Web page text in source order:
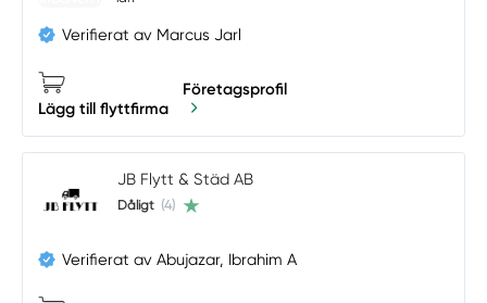
Verifierat av Marcus Jarl
Lägg till flyttfirma
Företagsprofil
JB Flytt & Städ AB
Dåligt (4)
Verifierat av Abujazar, Ibrahim A